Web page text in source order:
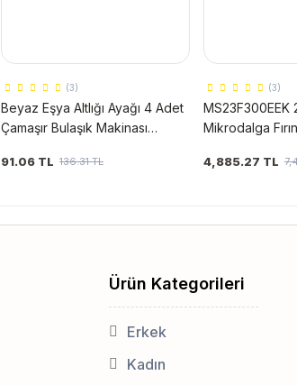
(3)
Beyaz Eşya Altlığı Ayağı 4 Adet
Çamaşır Bulaşık Makinası
Önleyici
91.06 TL 136.31 TL
(3)
MS23F300EEK
Mikrodalga Fırın
4,885.27 TL
Ürün Kategorileri
Erkek
Kadın